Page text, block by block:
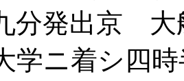
分発出京 大
学ニ着シ四